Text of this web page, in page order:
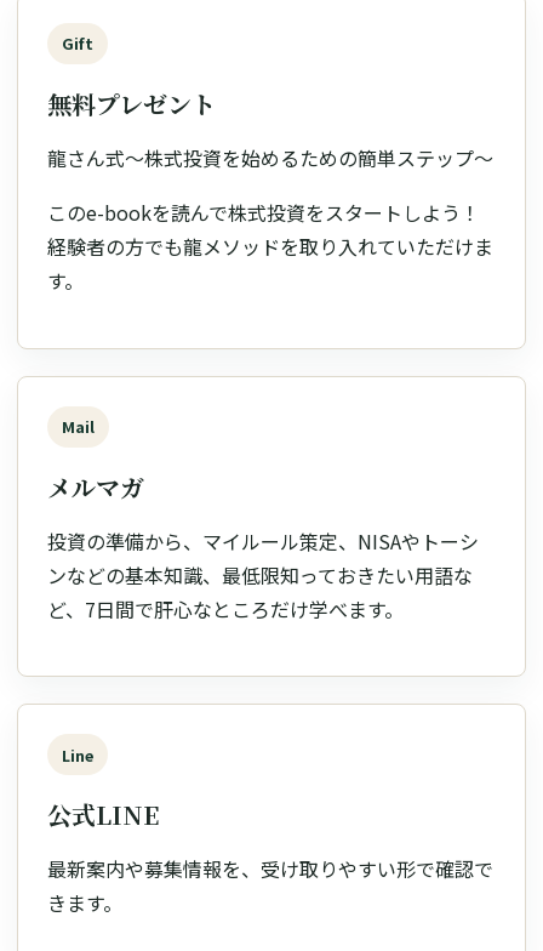
Gift
無料プレゼント
龍さん式〜株式投資を始めるための簡単ステップ〜
このe-bookを読んで株式投資をスタートしよう！
経験者の方でも龍メソッドを取り入れていただけま
す。
Mail
メルマガ
投資の準備から、マイルール策定、NISAやトーシ
ンなどの基本知識、最低限知っておきたい用語な
ど、7日間で肝心なところだけ学べます。
Line
公式LINE
最新案内や募集情報を、受け取りやすい形で確認で
きます。